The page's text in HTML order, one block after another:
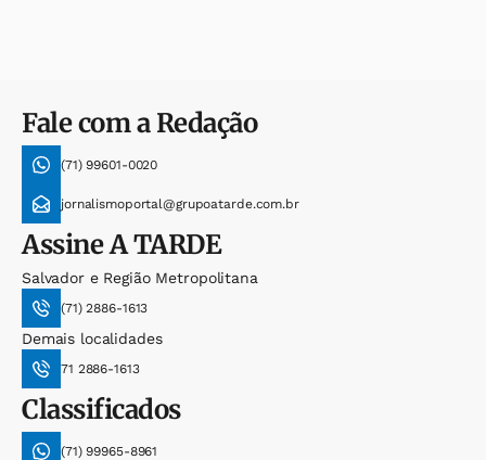
Fale com a Redação
(71) 99601-0020
jornalismoportal@grupoatarde.com.br
AssineA TARDE
Salvador e Região Metropolitana
(71) 2886-1613
Demais localidades
71 2886-1613
Classificados
(71) 99965-8961